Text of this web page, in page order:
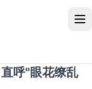
呼"眼花缭乱